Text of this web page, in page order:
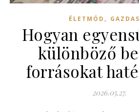
ÉLETMÓD ,
Hogyan
különböző
forrásokat
2026.05.27.